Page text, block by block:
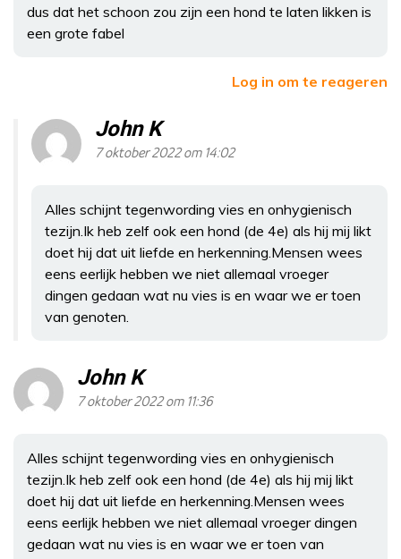
dus dat het schoon zou zijn een hond te laten likken is
een grote fabel
Log in om te reageren
John K
7 oktober 2022 om 14:02
Alles schijnt tegenwording vies en onhygienisch
tezijn.Ik heb zelf ook een hond (de 4e) als hij mij likt
doet hij dat uit liefde en herkenning.Mensen wees
eens eerlijk hebben we niet allemaal vroeger
dingen gedaan wat nu vies is en waar we er toen
van genoten.
John K
7 oktober 2022 om 11:36
Alles schijnt tegenwording vies en onhygienisch
tezijn.Ik heb zelf ook een hond (de 4e) als hij mij likt
doet hij dat uit liefde en herkenning.Mensen wees
eens eerlijk hebben we niet allemaal vroeger dingen
gedaan wat nu vies is en waar we er toen van